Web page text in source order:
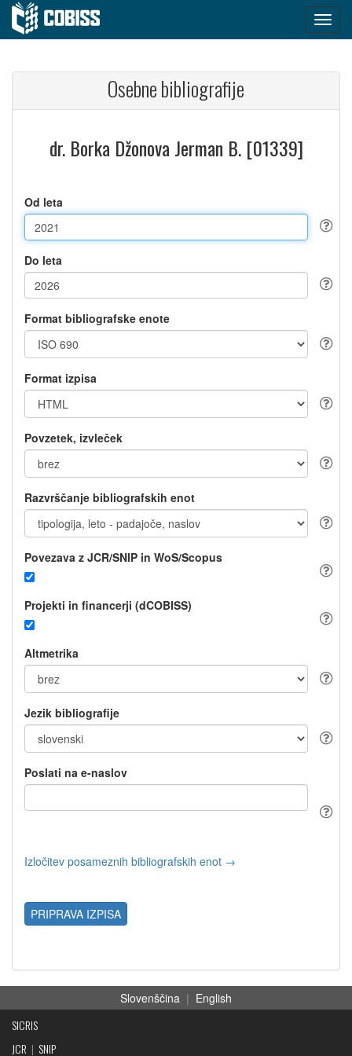
Osebne bibliografije
dr. Borka Džonova Jerman B. [01339]
Od leta
Do leta
Format bibliografske enote
Format izpisa
Povzetek, izvleček
Razvrščanje bibliografskih enot
Povezava z JCR/SNIP in WoS/Scopus
Projekti in financerji (dCOBISS)
Altmetrika
Jezik bibliografije
Poslati na e-naslov
Izločitev posameznih bibliografskih enot →
PRIPRAVA IZPISA
Slovenščina | English
SICRIS
JCR | SNIP